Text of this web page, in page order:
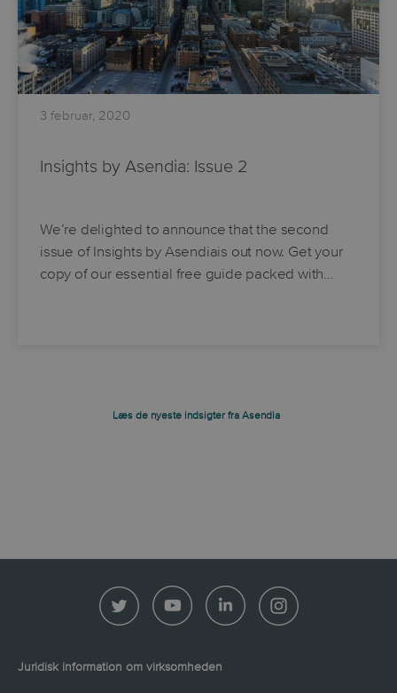
3 februar, 2020
Insights by Asendia: Issue 2
We’re delighted to announce that the second
issue ofInsights by Asendiais out now. Get your
copy of our essential free guide packed with…
Læs de nyeste indsigter fra Asendia
Juridisk information om virksomheden